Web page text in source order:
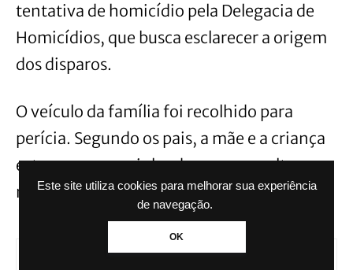
Este site utiliza cookies para melhorar sua experiência
de navegação.
OK
tentativa de homicídio pela Delegacia de
Homicídios, que busca esclarecer a origem
dos disparos.
O veículo da família foi recolhido para
perícia. Segundo os pais, a mãe e a criança
estavam no caminho de uma consulta
médica quando foram atingidas.